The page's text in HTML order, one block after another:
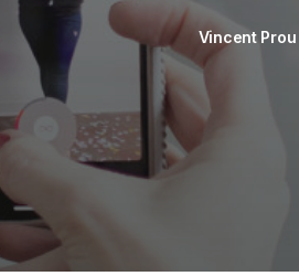
Vincent Prou